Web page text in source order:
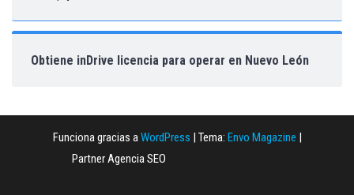
Obtiene inDrive licencia para operar en Nuevo León
Funciona gracias aWordPress Tema: Envo Magazine
Partner Agencia SEO